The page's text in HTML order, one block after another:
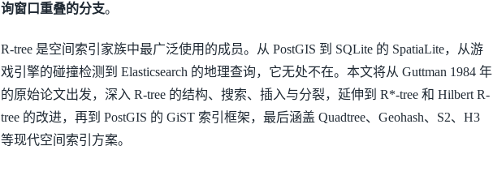
询窗口重叠的分支。
R-tree 是空间索引家族中最广泛使用的成员。从 PostGIS 到 SQLite 的 SpatiaLite，从游
戏引擎的碰撞检测到 Elasticsearch 的地理查询，它无处不在。本文将从 Guttman 1984 年
的原始论文出发，深入 R-tree 的结构、搜索、插入与分裂，延伸到 R*-tree 和 Hilbert R-
tree 的改进，再到 PostGIS 的 GiST 索引框架，最后涵盖 Quadtree、Geohash、S2、H3
等现代空间索引方案。